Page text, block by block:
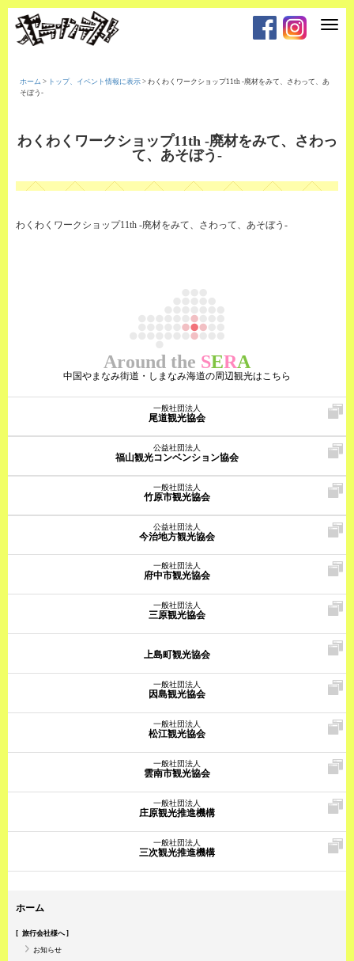
T
a
o
n
ホーム > トップ、イベント情報に表示 > わくわくワークショップ11th -廃材をみて、さわって、あ
そぼう-
わくわくワークショップ11th -廃材をみて、さわっ
て、あそぼう-
わくわくワークショップ11th -廃材をみて、さわって、あそぼう-
Around the SERA
中国やまなみ街道・しまなみ海道の周辺観光はこちら
一般社団法人
尾道観光協会
公益社団法人
福山観光コンベンション協会
一般社団法人
竹原市観光協会
公益社団法人
今治地方観光協会
一般社団法人
府中市観光協会
一般社団法人
三原観光協会
上島町観光協会
一般社団法人
因島観光協会
一般社団法人
松江観光協会
一般社団法人
雲南市観光協会
一般社団法人
庄原観光推進機構
一般社団法人
三次観光推進機構
ホーム
旅行会社様へ
お知らせ